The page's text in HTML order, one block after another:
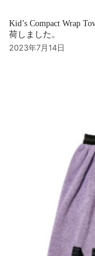
Kid’s Compact Wrap
荷しました。
2023年7月14日